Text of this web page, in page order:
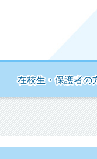
在校生・保護者の